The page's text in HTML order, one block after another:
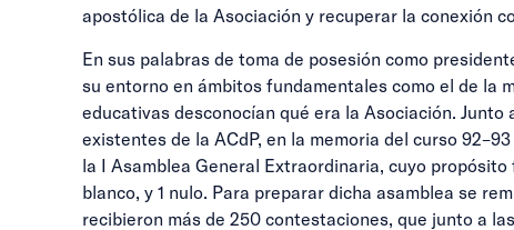
apostólica de la Asociación y recuperar la conexión
En sus palabras de toma de posesión como
su entorno en ámbitos fundamentales como el de la
educativas desconocían qué era la Asociación.
existentes de la ACdP, en la memoria del curso
la I Asamblea General Extraordinaria, cuyo
blanco, y 1 nulo. Para preparar dicha asamblea se
recibieron más de 250 contestaciones, que junto a